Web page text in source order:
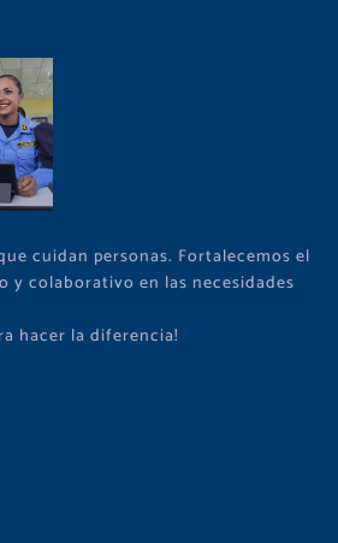
cuidan personas. Fortalecemos el
y colaborativo en las necesidades
hacer la diferencia!